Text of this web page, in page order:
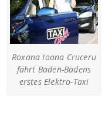
Roxana Ioana Cruceru
fährt Baden-Badens
erstes Elektro-Taxi